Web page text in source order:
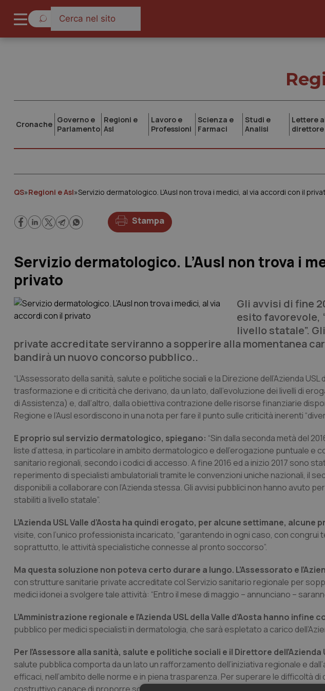
Cronache Governo e
Parlamento
Regioni e
Asl
Lavoro e
Professioni
Scienza e
Farmaci
Studi e
Analisi
Lettere
direttore
QS»Regioni e Asl»Servizio dermatologico. L’Ausl non trova i medici, al via accordi con il
Stampa
Servizio dermatologico. L’Ausl non trova i
privato
Gli avvisi di fine
esito favorevole,
livello statale”.
private accreditate serviranno a sopperire alla momentanea
bandirà un nuovo concorso pubblico..
“L’Assessorato della sanità, salute e politiche sociali e la Direzione dell’Azienda
trasformazione e di criticità che derivano, da un lato, dall’evoluzione dei livelli di
di Assistenza) e, dall’altro, dalla obiettiva contrazione delle risorse finanziarie
Regione e l’Ausl esordiscono in una nota per fare il punto sulle criticità inerenti
E proprio sul servizio dermatologico, spiegano: “Sin dalla seconda metà del
liste d’attesa, in particolare in ambito dermatologico e dell’erogazione puntuale
sanitario regionali, secondo i codici di accesso. A fine 2016 ed a inizio 2017 sono
reperimento di specialisti ambulatoriali tramite le convenzioni uniche nazionali, il
disponibili a collaborare con l’Azienda stessa. Gli avvisi pubblici non hanno avuto
stabiliti a livello statale”.
L’Azienda USL Valle d’Aosta ha quindi erogato, per alcune settimane,
visite, con l’unico professionista incaricato, “garantendo in ogni caso, con
soprattutto, le attività specialistiche connesse al pronto soccorso”.
Ma questa soluzione non poteva certo durare a lungo. L’Assessorato e
con strutture sanitarie private accreditate col Servizio sanitario regionale per
medici idonei a svolgere tale attività: “Entro il mese di maggio – annunciano –
L’Amministrazione regionale e l’Azienda USL della Valle d’Aosta hanno infine
pubblico per medici specialisti in dermatologia, che sarà espletato a carico
Per l’Assessore alla sanità, salute e politiche sociali e il Direttore dell’Azienda
salute pubblica comporta da un lato un rafforzamento dell’iniziativa regionale e
efficaci, nell’ambito delle norme e in piena trasparenza. Per superare le difficoltà